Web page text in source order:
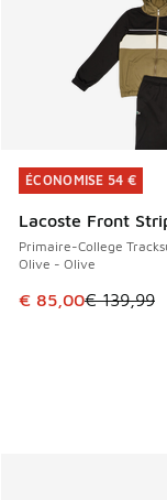
ÉCONOMISE 54 €
Lacoste Front
Primaire-College
Olive - Olive
Cet article est en
€ 85,00€ 139,99
ÉCONOMISE 54 €